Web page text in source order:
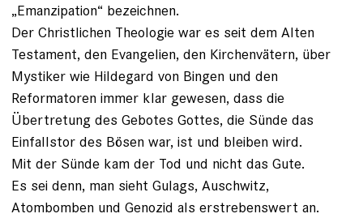
„Emanzipation“ bezeichnen.
Der Christlichen Theologie war es seit dem Alten
Testament, den Evangelien, den Kirchenvätern, über
Mystiker wie Hildegard von Bingen und den
Reformatoren immer klar gewesen, dass die
Übertretung des Gebotes Gottes, die Sünde das
Einfallstor des Bösen war, ist und bleiben wird.
Mit der Sünde kam der Tod und nicht das Gute.
Es sei denn, man sieht Gulags, Auschwitz,
Atombomben und Genozid als erstrebenswert an.